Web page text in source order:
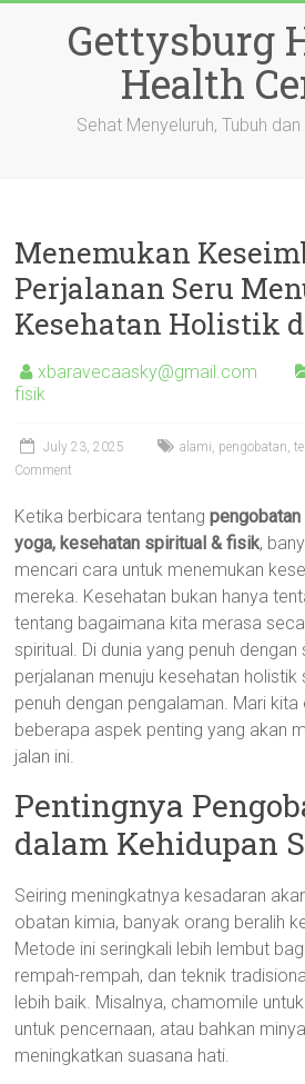
Gettysburg
Health
Sehat Menyeluruh, Tubuh
Menemukan
Perjalanan Seru
Kesehatan Holistik
xbaravecaasky@gmail.com
fisik
July 23, 2025 alami, pengobatan,
Comment
Ketika berbicara tentang
yoga, kesehatan spiritual & fisik,
mencari cara untuk menemukan
mereka. Kesehatan bukan hanya
tentang bagaimana kita merasa
spiritual. Di dunia yang penuh
perjalanan menuju kesehatan
penuh dengan pengalaman. Mari
beberapa aspek penting yang akan
jalan ini.
Pentingnya
dalam Kehidupan
Seiring meningkatnya kesadaran
obatan kimia, banyak orang beralih
Metode ini seringkali lebih lembut
rempah-rempah, dan teknik
lebih baik. Misalnya, chamomile
untuk pencernaan, atau bahkan
meningkatkan suasana hati.